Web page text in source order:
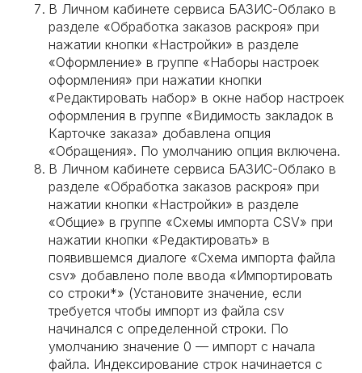
В Личном кабинете сервиса БАЗИС-Облако в
разделе «Обработка заказов раскроя» при
нажатии кнопки «Настройки» в разделе
«Оформление» в группе «Наборы настроек
оформления» при нажатии кнопки
«Редактировать набор» в окне набор настроек
оформления в группе «Видимость закладок в
Карточке заказа» добавлена опция
«Обращения». По умолчанию опция включена.
В Личном кабинете сервиса БАЗИС-Облако в
разделе «Обработка заказов раскроя» при
нажатии кнопки «Настройки» в разделе
«Общие» в группе «Схемы импорта CSV» при
нажатии кнопки «Редактировать» в
появившемся диалоге «Схема импорта файла
csv» добавлено поле ввода «Импортировать
со строки*» (Установите значение, если
требуется чтобы импорт из файла csv
начинался с определенной строки. По
умолчанию значение 0 — импорт с начала
файла. Индексирование строк начинается с